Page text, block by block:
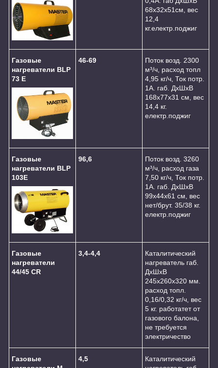
68х32х51см, вес
12,4
кг.електр.поджиг
Газовые
нагреватели BLP
73 E
46-69
Поток возд. 2300
м³/ч, расход топл
4,95 кг/ч, Ток потр.
1А. габ. ДхШхВ
168х77х31 см, вес
14,4 кг.
електр.поджиг
Газовые
нагреватели BLP
103E
96,6
Поток возд. 3260
м³/ч, расход газа
7,50 кг/ч, Ток потр.
1А. габ. ДхШхВ
99х44х61 см, вес
нет/брут. 35/38 кг.
електр.поджиг
Газовые
нагреватели
44/45 CR
3,4-4,4
Каталитический
нагреватель габ.
ДхШхВ
245x260x320 мм.
расход топл.
0,16/0,32 кг/ч, вес
5 кг. работатет от
газового балона,
не требуется
электричество
Газовые
4,5
Каталитический